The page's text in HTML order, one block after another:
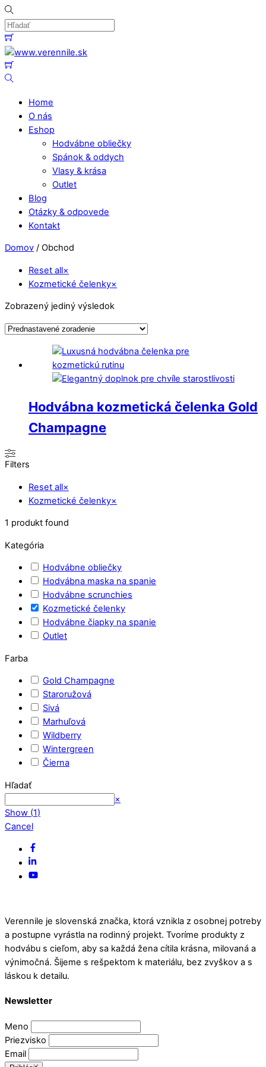
Skip
to
content
Menu
Cart
Cart
Hľadať
Home
O nás
Eshop
Hodvábne obliečky
Spánok & oddych
Vlasy & krása
Outlet
Blog
Otázky & odpovede
Kontakt
Close
Close
Domov / Obchod
Reset all×
Kozmetické čelenky×
Zobrazený jediný výsledok
Hodvábna kozmetická čelenka Gold
Champagne
Filters
Reset all×
Kozmetické čelenky×
1 produkt found
Kategória
Hodvábne obliečky
Hodvábna maska na spanie
Hodvábne scrunchies
Kozmetické čelenky
Hodvábne čiapky na spanie
Outlet
Farba
Gold Champagne
Staroružová
Sivá
Marhuľová
Wildberry
Wintergreen
Čierna
Hľadať
×
Show (1)
Cancel
Back
Top
Linked
InYouTube
Verennile je slovenská značka, ktorá vznikla z osobnej potreby
a postupne vyrástla na rodinný projekt. Tvoríme produkty z
hodvábu s cieľom, aby sa každá žena cítila krásna, milovaná a
výnimočná. Šijeme s rešpektom k materiálu, bez zvyškov a s
láskou k detailu.
Newsletter
Meno
Priezvisko
Email